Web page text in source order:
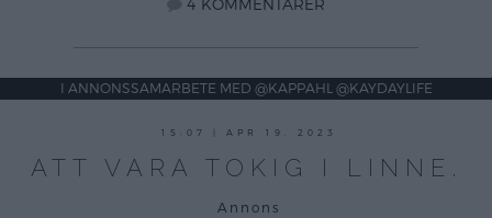
4 KOMMENTARER
I ANNONSSAMARBETE MED @KAPPAHL @KAYDAYLIFE
15:07 | APR 19. 2023
ATT VARA TOKIG I LINNE.
Annons